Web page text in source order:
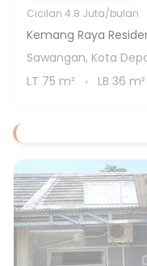
Cicilan 4.8 Juta/bulan
Kemang Raya
Sawangan, Kota
LT 75 m² LB 36 m²